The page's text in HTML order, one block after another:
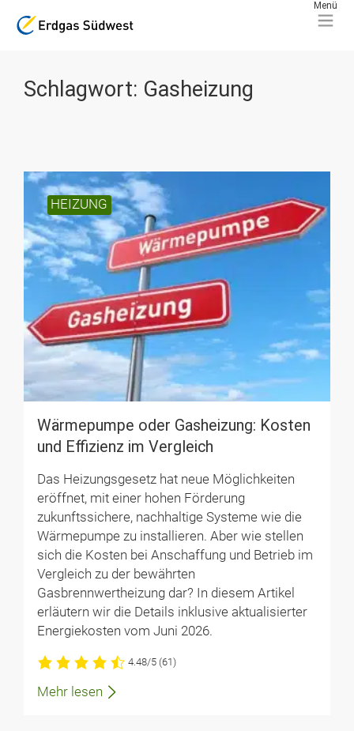
Schlagwort: Gasheizung
HEIZUNG
Wärmepumpe oder Gasheizung: Kosten
und Effizienz im Vergleich
Das Heizungsgesetz hat neue Möglichkeiten
eröffnet, mit einer hohen Förderung
zukunftssichere, nachhaltige Systeme wie die
Wärmepumpe zu installieren. Aber wie stellen
sich die Kosten bei Anschaffung und Betrieb im
Vergleich zu der bewährten
Gasbrennwertheizung dar? In diesem Artikel
erläutern wir die Details inklusive aktualisierter
Energiekosten vom Juni 2026.
4.48/5 (61)
Mehr lesen